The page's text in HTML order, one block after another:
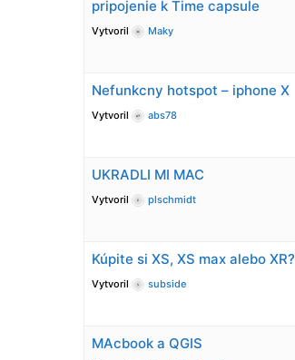
pripojenie k Time capsule
Vytvoril Maky
Nefunkcny hotspot – iphone X
Vytvoril abs78
UKRADLI MI MAC
Vytvoril plschmidt
Kúpite si XS, XS max alebo XR?
Vytvoril subside
MAcbook a QGIS